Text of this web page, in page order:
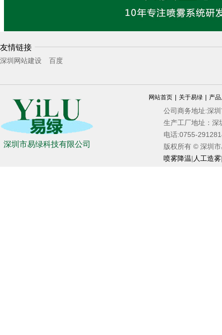
友情链接
深圳网站建设 百度
深圳市易绿科技有限公司
网站首页 关于易绿 产
公司商务地址:深
生产工厂地址：深
电话:0755-
版权所有 © 深圳
喷雾降温| 人工造雾